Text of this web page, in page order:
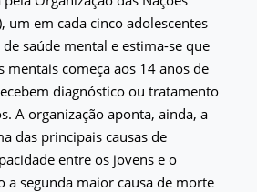
um em cada cinco adolescentes
saúde mental e estima-se que
mentais começa aos 14 anos de
diagnóstico ou tratamento
A organização aponta, ainda, a
das principais causas de
entre os jovens e o
a segunda maior causa de morte